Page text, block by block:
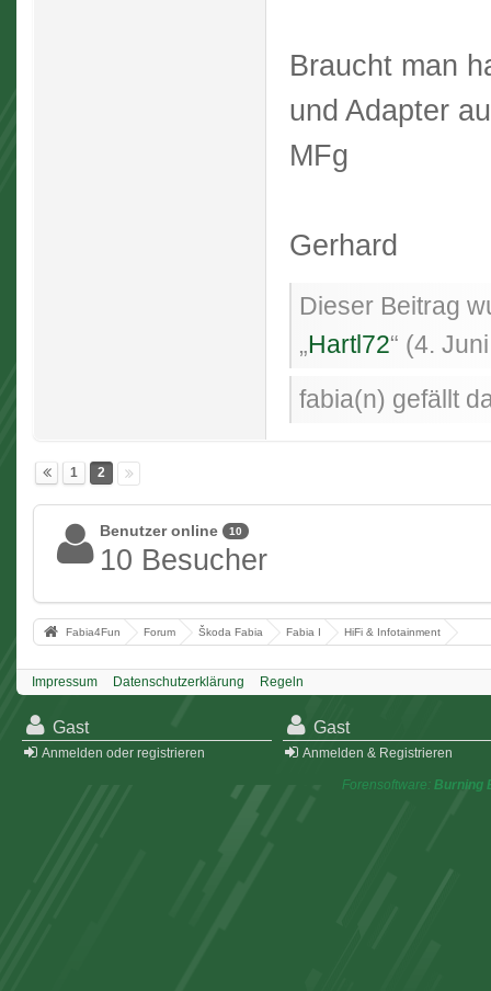
Braucht man
und Adapter
MFg
Gerhard
Dieser Beitrag
„Hartl72“ (4.
fabia(n) gefällt
1 2
Benutzer online 10
10 Besucher
Fabia4Fun Forum Škoda Fabia Fabia I HiFi & Infotainment
Impressum Datenschutzerklärung Regeln
Gast
Anmelden oder registrieren
Gast
Anmelden & Registrieren
Forensoftware: Burning